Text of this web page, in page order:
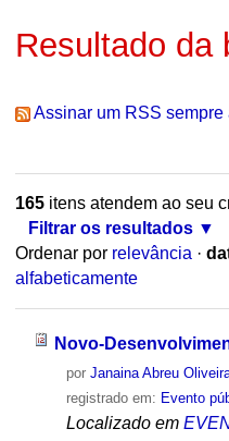
Resultado da
Assinar um RSS sempre
165itens atendem ao seu
Filtrar os resultados
Ordenar por relevância ·
alfabeticamente
Novo-
por Janaina Abreu
registrado em: Evento
Localizado em